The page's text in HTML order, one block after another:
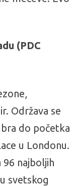
(PDC
Održava se
do početka
u Londonu.
96 najboljih
svetskog